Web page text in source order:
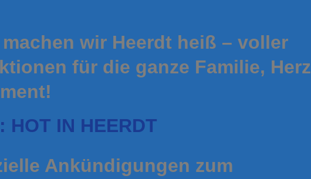
wir Heerdt heiß – voller
für die ganze Familie, Herz
HOT IN HEERDT
Ankündigungen zum